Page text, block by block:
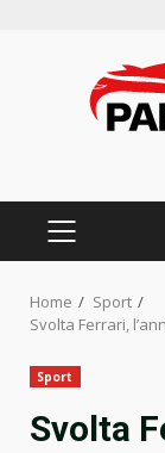
PRIMARY
Home
Sport
Svolta Ferrari,
Sport
Svolta